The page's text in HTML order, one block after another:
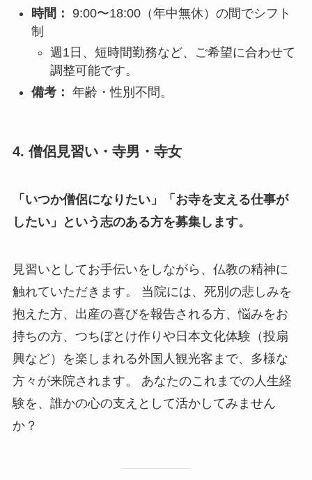
時間： 9:00〜18:00（年中無休）の間でシフト
制
週1日、短時間勤務など、ご希望に合わせて
調整可能です。
備考： 年齢・性別不問。
4. 僧侶見習い・寺男・寺女
「いつか僧侶になりたい」「お寺を支える仕事が
したい」という志のある方を募集します。
見習いとしてお手伝いをしながら、仏教の精神に
触れていただきます。 当院には、死別の悲しみを
抱えた方、出産の喜びを報告される方、悩みをお
持ちの方、つちぼとけ作りや日本文化体験（投扇
興など）を楽しまれる外国人観光客まで、多様な
方々が来院されます。 あなたのこれまでの人生経
験を、誰かの心の支えとして活かしてみません
か？